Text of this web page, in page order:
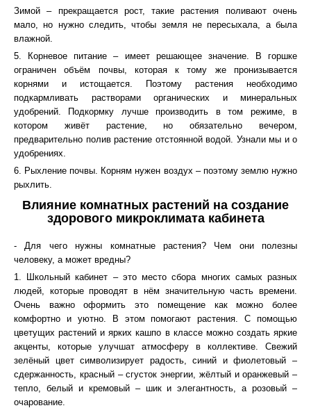
Зимой – прекращается рост, такие растения поливают очень
мало, но нужно следить, чтобы земля не пересыхала, а была
влажной.
5. Корневое питание – имеет решающее значение. В горшке
ограничен объём почвы, которая к тому же пронизывается
корнями и истощается. Поэтому растения необходимо
подкармливать растворами органических и минеральных
удобрений. Подкормку лучше производить в том режиме, в
котором живёт растение, но обязательно вечером,
предварительно полив растение отстоянной водой. Узнали мы и о
удобрениях.
6. Рыхление почвы. Корням нужен воздух – поэтому землю нужно
рыхлить.
Влияние комнатных растений на создание
здорового микроклимата кабинета
- Для чего нужны комнатные растения? Чем они полезны
человеку, а может вредны?
1. Школьный кабинет – это место сбора многих самых разных
людей, которые проводят в нём значительную часть времени.
Очень важно оформить это помещение как можно более
комфортно и уютно. В этом помогают растения. С помощью
цветущих растений и ярких кашпо в классе можно создать яркие
акценты, которые улучшат атмосферу в коллективе. Свежий
зелёный цвет символизирует радость, синий и фиолетовый –
сдержанность, красный – сгусток энергии, жёлтый и оранжевый –
тепло, белый и кремовый – шик и элегантность, а розовый –
очарование.